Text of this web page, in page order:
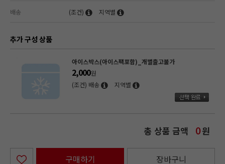
배송 (조건) 지역별
추가 구성 상품
아이스박스(아이스팩포함)_개별출고불가
2,000원
(조건) 배송
지역별
총 상품 금액 0원
구매하기 장바구니